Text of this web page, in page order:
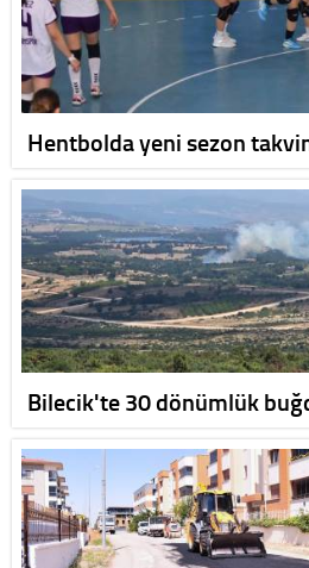
Hentbolda yeni sezon
Bilecik'te 30 dönümlük